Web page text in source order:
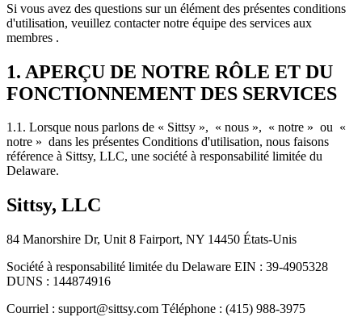
Si vous avez des questions sur un élément des présentes conditions
d'utilisation, veuillez contacter notre équipe des services aux
membres .
1. APERÇU DE NOTRE RÔLE ET DU
FONCTIONNEMENT DES SERVICES
1.1. Lorsque nous parlons de « Sittsy », « nous », « notre » ou «
notre » dans les présentes Conditions d'utilisation, nous faisons
référence à Sittsy, LLC, une société à responsabilité limitée du
Delaware.
Sittsy, LLC
84 Manorshire Dr, Unit 8 Fairport, NY 14450 États-Unis
Société à responsabilité limitée du Delaware EIN : 39-4905328
DUNS : 144874916
Courriel : support@sittsy.com Téléphone : (415) 988-3975